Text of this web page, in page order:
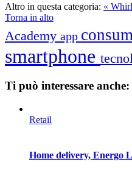
Altro in questa categoria: «
Torna in alto
Academy app
smartphone
Ti può interessare anche:
Retail
Home delivery, Energo